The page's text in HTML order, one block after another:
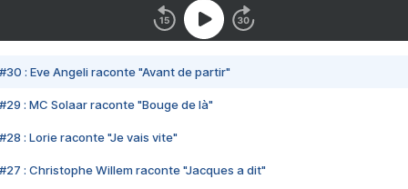
#30 : Eve Angeli raconte "Avant de partir"
#29 : MC Solaar raconte "Bouge de là"
#28 : Lorie raconte "Je vais vite"
#27 : Christophe Willem raconte "Jacques a dit"